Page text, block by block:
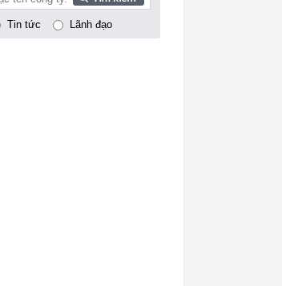
Tin tức Lãnh đạo